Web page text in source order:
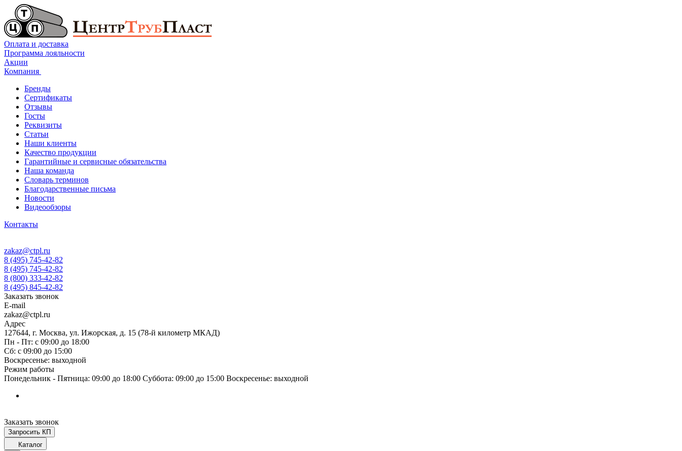
Оплата и доставка
Программа лояльности
Акции
Компания
Бренды
Сертификаты
Отзывы
Госты
Реквизиты
Статьи
Наши клиенты
Качество продукции
Гарантийные и сервисные обязательства
Наша команда
Словарь терминов
Благодарственные письма
Новости
Видеообзоры
Контакты
zakaz@ctpl.ru
8 (495) 745-42-82
8 (495) 745-42-82
8 (800) 333-42-82
8 (495) 845-42-82
Заказать звонок
E-mail
zakaz@ctpl.ru
Адрес
127644, г. Москва, ул. Ижорская, д. 15 (78-й километр МКАД)
Пн - Пт: с 09:00 до 18:00
Сб: с 09:00 до 15:00
Воскресенье: выходной
Режим работы
Понедельник - Пятница: 09:00 до 18:00 Суббота: 09:00 до 15:00 Воскресенье: выходной
Заказать звонок
Запросить КП
Каталог